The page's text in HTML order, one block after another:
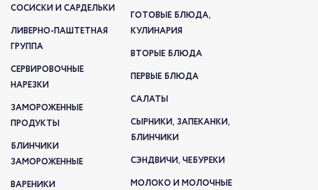
СОСИСКИ И САРДЕЛЬКИ
ЛИВЕРНО-ПАШТЕТНАЯ
ГРУППА
СЕРВИРОВОЧНЫЕ
НАРЕЗКИ
ЗАМОРОЖЕННЫЕ
ПРОДУКТЫ
БЛИНЧИКИ
ЗАМОРОЖЕННЫЕ
ВАРЕНИКИ
ГОТОВЫЕ БЛЮДА,
КУЛИНАРИЯ
ВТОРЫЕ БЛЮДА
ПЕРВЫЕ БЛЮДА
САЛАТЫ
СЫРНИКИ, ЗАПЕКАНКИ,
БЛИНЧИКИ
СЭНДВИЧИ, ЧЕБУРЕКИ
МОЛОКО И МОЛОЧНЫЕ